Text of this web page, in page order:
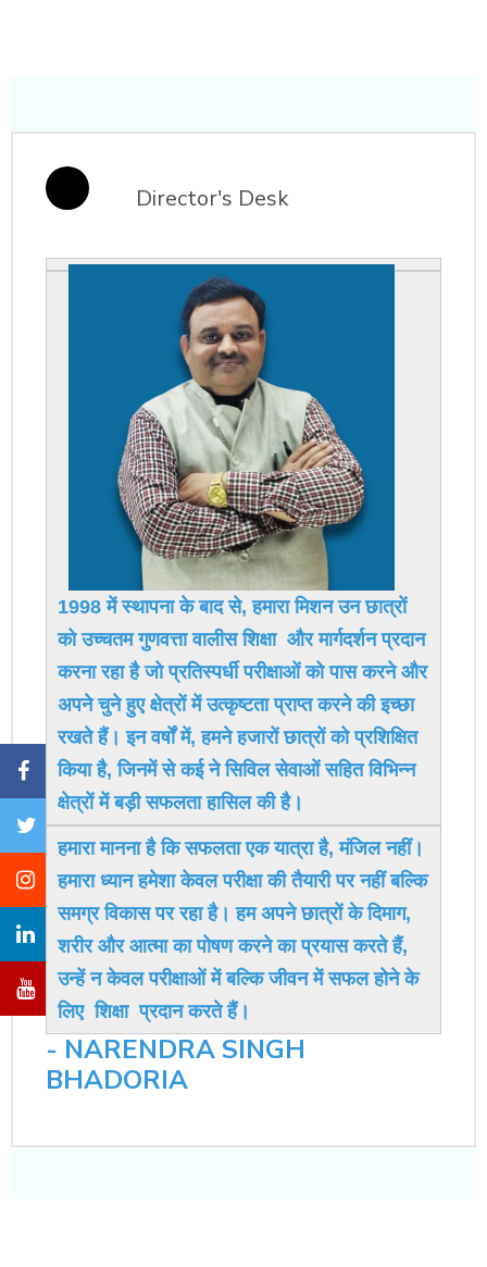
Director's Desk
1998 में स्थापना के बाद से, हमारा मिशन उन छात्रों
को उच्चतम गुणवत्ता वालीस शिक्षा और मार्गदर्शन प्रदान
करना रहा है जो प्रतिस्पर्धी परीक्षाओं को पास करने और
अपने चुने हुए क्षेत्रों में उत्कृष्टता प्राप्त करने की इच्छा
रखते हैं। इन वर्षों में, हमने हजारों छात्रों को प्रशिक्षित
किया है, जिनमें से कई ने सिविल सेवाओं सहित विभिन्न
क्षेत्रों में बड़ी सफलता हासिल की है।
हमारा मानना ​​है कि सफलता एक यात्रा है, मंजिल नहीं।
हमारा ध्यान हमेशा केवल परीक्षा की तैयारी पर नहीं बल्कि
समग्र विकास पर रहा है। हम अपने छात्रों के दिमाग,
शरीर और आत्मा का पोषण करने का प्रयास करते हैं,
उन्हें न केवल परीक्षाओं में बल्कि जीवन में सफल होने के
लिए शिक्षा प्रदान करते हैं।
- NARENDRA SINGH
BHADORIA